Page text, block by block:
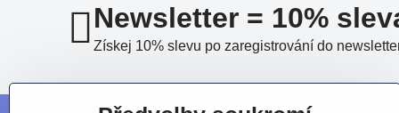
Newsletter = 10%
Získej 10% slevu po zaregistrování do